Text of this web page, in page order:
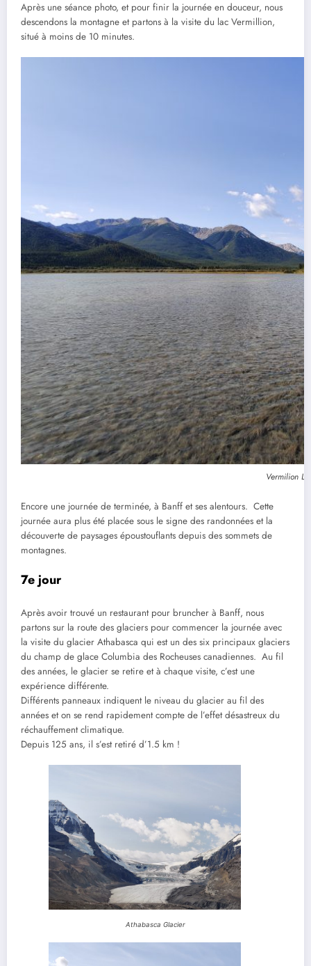
Après une séance photo, et pour finir la journée en douceur, nous
descendons la montagne et partons à la visite du lac Vermillion,
situé à moins de 10 minutes.
Vermilion
Encore une journée de terminée, à Banff et ses alentours. Cette
journée aura plus été placée sous le signe des randonnées et la
découverte de paysages époustouflants depuis des sommets de
montagnes.
7e jour
Après avoir trouvé un restaurant pour bruncher à Banff, nous
partons sur la route des glaciers pour commencer la journée avec
la visite du glacier Athabasca qui est un des six principaux glaciers
du champ de glace Columbia des Rocheuses canadiennes. Au fil
des années, le glacier se retire et à chaque visite, c’est une
expérience différente.
Différents panneaux indiquent le niveau du glacier au fil des
années et on se rend rapidement compte de l’effet désastreux du
réchauffement climatique.
Depuis 125 ans, il s’est retiré d’1.5 km !
Athabasca Glacier